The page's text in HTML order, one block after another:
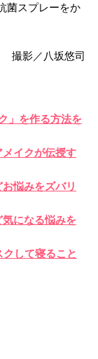
菌スプレーをか
撮影／八坂悠司
」を作る方法を
イクが伝授す
悩みをズバリ
になる悩みを
して寝ること